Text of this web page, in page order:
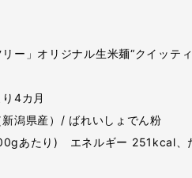
ー」オリジナル生米麺“クイッテ
4カ月
潟県産）/ ばれいしょでん粉
あたり) エネルギー 251kcal、